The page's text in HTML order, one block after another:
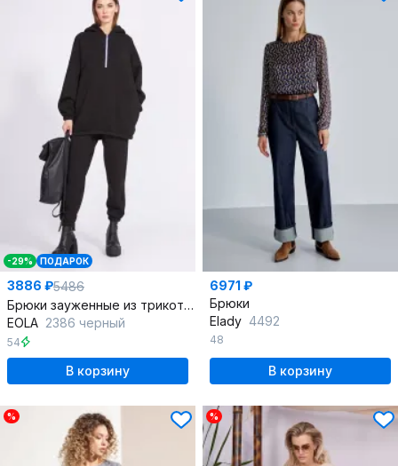
-29% ПОДАРОК
3886 ₽5486
Брюки зауженные из трикотажа на эластичной тесьме
EOLA 2386 черный
54
В корзину
6971 ₽
Брюки
Elady 4492
48
В корзину
% %